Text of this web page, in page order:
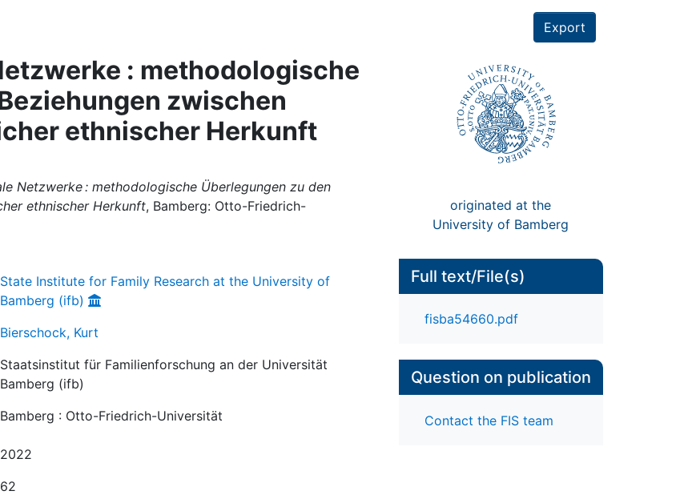
Export
: methodologische
zwischen
ethnischer Herkunft
Netzwerke : methodologische Überlegungen zu den
ethnischer Herkunft, Bamberg: Otto-Friedrich-
originated at the
University of Bamberg
State Institute for Family Research at the University of
Bamberg (ifb)
Bierschock, Kurt
Staatsinstitut für Familienforschung an der Universität
Bamberg (ifb)
Bamberg : Otto-Friedrich-Universität
2022
62
Full text/File(s)
fisba54660.pdf
Question on publication
Contact the FIS team